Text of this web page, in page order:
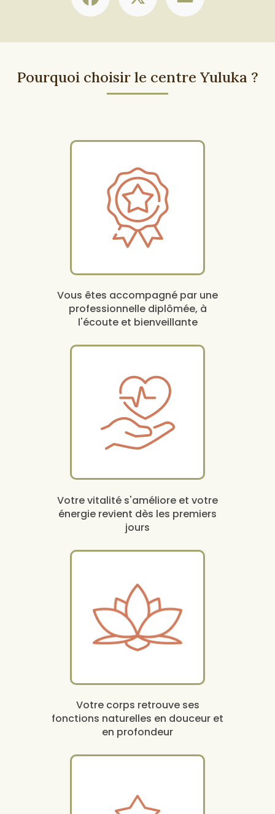
Pourquoi choisir le centre Yuluka ?
Vous êtes accompagné par une
professionnelle diplômée, à
l'écoute et bienveillante
Votre vitalité s'améliore et votre
énergie revient dès les premiers
jours
Votre corps retrouve ses
fonctions naturelles en douceur et
en profondeur